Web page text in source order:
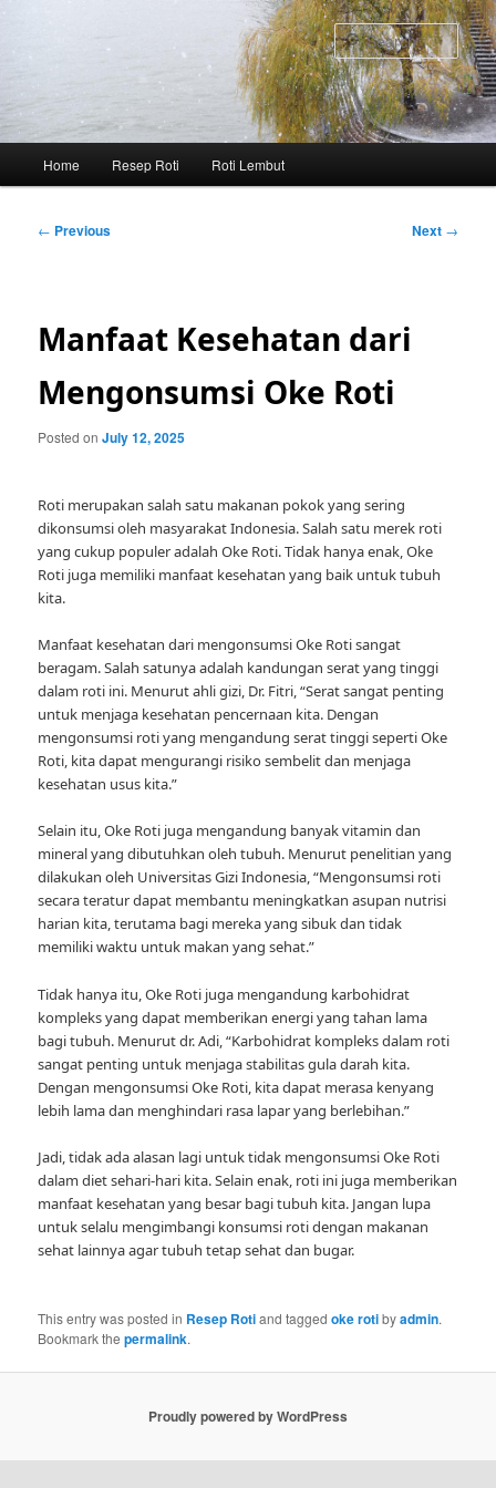
content
Home Resep Roti Roti Lembut
Post
← Previous Next →
Manfaat Kesehatan dari
Mengonsumsi Oke Roti
Posted onJuly 12, 2025
Roti merupakan salah satu makanan pokok yang sering
dikonsumsi oleh masyarakat Indonesia. Salah satu merek roti
yang cukup populer adalah Oke Roti. Tidak hanya enak, Oke
Roti juga memiliki manfaat kesehatan yang baik untuk tubuh
kita.
Manfaat kesehatan dari mengonsumsi Oke Roti sangat
beragam. Salah satunya adalah kandungan serat yang tinggi
dalam roti ini. Menurut ahli gizi, Dr. Fitri, “Serat sangat penting
untuk menjaga kesehatan pencernaan kita. Dengan
mengonsumsi roti yang mengandung serat tinggi seperti Oke
Roti, kita dapat mengurangi risiko sembelit dan menjaga
kesehatan usus kita.”
Selain itu, Oke Roti juga mengandung banyak vitamin dan
mineral yang dibutuhkan oleh tubuh. Menurut penelitian yang
dilakukan oleh Universitas Gizi Indonesia, “Mengonsumsi roti
secara teratur dapat membantu meningkatkan asupan nutrisi
harian kita, terutama bagi mereka yang sibuk dan tidak
memiliki waktu untuk makan yang sehat.”
Tidak hanya itu, Oke Roti juga mengandung karbohidrat
kompleks yang dapat memberikan energi yang tahan lama
bagi tubuh. Menurut dr. Adi, “Karbohidrat kompleks dalam roti
sangat penting untuk menjaga stabilitas gula darah kita.
Dengan mengonsumsi Oke Roti, kita dapat merasa kenyang
lebih lama dan menghindari rasa lapar yang berlebihan.”
Jadi, tidak ada alasan lagi untuk tidak mengonsumsi Oke Roti
dalam diet sehari-hari kita. Selain enak, roti ini juga memberikan
manfaat kesehatan yang besar bagi tubuh kita. Jangan lupa
untuk selalu mengimbangi konsumsi roti dengan makanan
sehat lainnya agar tubuh tetap sehat dan bugar.
This entry was posted in Resep Rotiand taggedoke rotibyadmin.
Bookmark thepermalink.
Proudly powered by WordPress